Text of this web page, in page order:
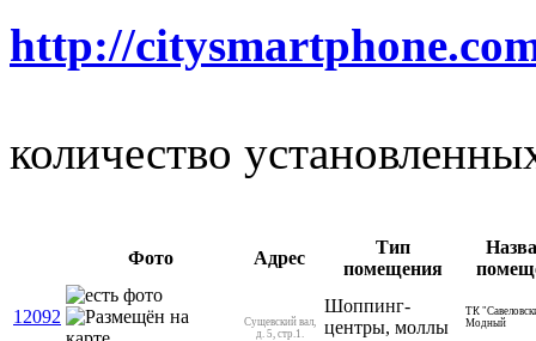
http://
количество
Фото Адрес
Тип
помещения
12092
Сущевский вал,
д. 5, стр.1.
Шоппинг-
центры, моллы
ТК
Модный